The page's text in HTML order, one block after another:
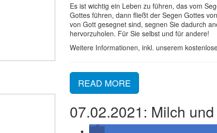
Es ist wichtig ein Leben zu führen, das vom
Gottes führen, dann fließt der Segen Gottes
von Gott gesegnet sind, segnen Sie dadurch
hervorzuholen. Für Sie selbst und für andere!
Weitere Informationen, inkl. unserem
READ MORE
07.02.2021: Milch